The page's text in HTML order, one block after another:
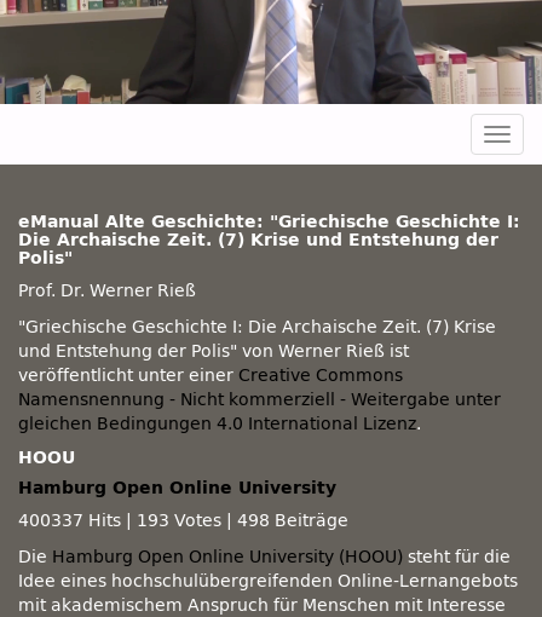
Video
eManual Alte Geschichte: "Griechische Geschichte I:
Die Archaische Zeit. (7) Krise und Entstehung der
Polis"
Prof. Dr. Werner Rieß
"Griechische Geschichte I: Die Archaische Zeit. (7) Krise
und Entstehung der Polis" von Werner Rieß ist
veröffentlicht unter einer Creative Commons
Namensnennung - Nicht kommerziell - Weitergabe unter
gleichen Bedingungen 4.0 International Lizenz.
HOOU
Hamburg Open Online University
400337 Hits
193 Votes
498 Beiträge
Die Hamburg Open Online University (HOOU) steht für die
Idee eines hochschulübergreifenden Online-Lernangebots
mit akademischem Anspruch für Menschen mit Interesse